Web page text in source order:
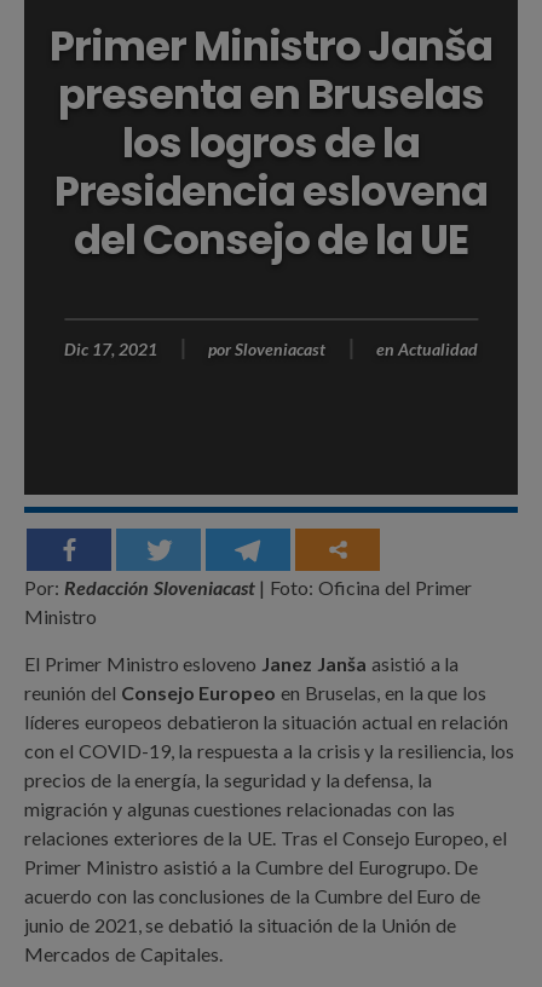
Primer Ministro Janša
presenta en Bruselas
los logros de la
Presidencia eslovena
del Consejo de la UE
Dic 17, 2021 porSloveniacast en Actualidad
Por: Redacción Sloveniacast| Foto: Oficina del Primer
Ministro
El Primer Ministro esloveno Janez Janša asistió a la
reunión del Consejo Europeo en Bruselas, en la que los
líderes europeos debatieron la situación actual en relación
con el COVID-19, la respuesta a la crisis y la resiliencia, los
precios de la energía, la seguridad y la defensa, la
migración y algunas cuestiones relacionadas con las
relaciones exteriores de la UE. Tras el Consejo Europeo, el
Primer Ministro asistió a la Cumbre del Eurogrupo. De
acuerdo con las conclusiones de la Cumbre del Euro de
junio de 2021, se debatió la situación de la Unión de
Mercados de Capitales.